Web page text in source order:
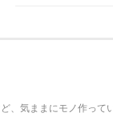
気ままにモノ作って